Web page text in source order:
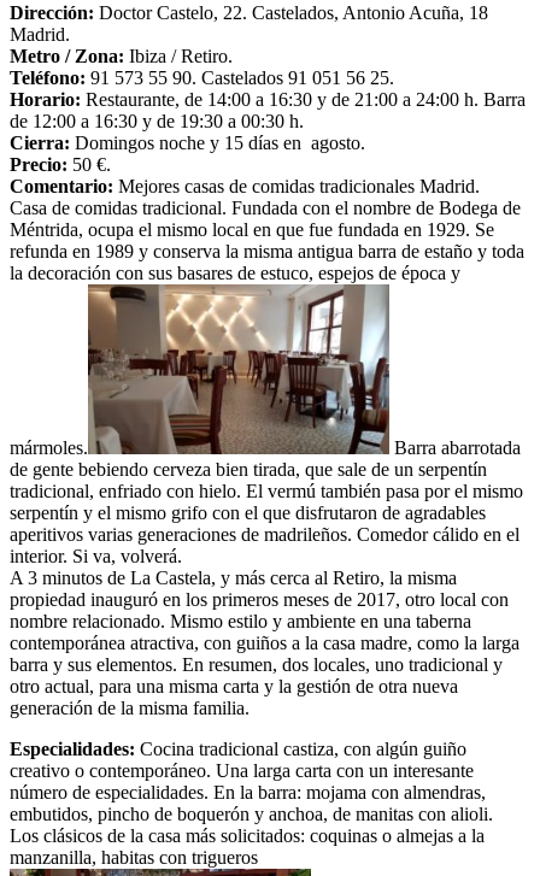
Dirección: Doctor Castelo, 22. Castelados, Antonio Acuña, 18
Madrid.
Metro / Zona: Ibiza / Retiro.
Teléfono: 91 573 55 90. Castelados 91 051 56 25.
Horario: Restaurante, de 14:00 a 16:30 y de 21:00 a 24:00 h. Barra
de 12:00 a 16:30 y de 19:30 a 00:30 h.
Cierra: Domingos noche y 15 días en agosto.
Precio: 50 €.
Comentario: Mejores casas de comidas tradicionales Madrid.
Casa de comidas tradicional. Fundada con el nombre de Bodega de
Méntrida, ocupa el mismo local en que fue fundada en 1929. Se
refunda en 1989 y conserva la misma antigua barra de estaño y toda
la decoración con sus basares de estuco, espejos de época y
mármoles.
Barra abarrotada
de gente bebiendo cerveza bien tirada, que sale de un serpentín
tradicional, enfriado con hielo. El vermú también pasa por el mismo
serpentín y el mismo grifo con el que disfrutaron de agradables
aperitivos varias generaciones de madrileños. Comedor cálido en el
interior. Si va, volverá.
A 3 minutos de La Castela, y más cerca al Retiro, la misma
propiedad inauguró en los primeros meses de 2017, otro local con
nombre relacionado. Mismo estilo y ambiente en una taberna
contemporánea atractiva, con guiños a la casa madre, como la larga
barra y sus elementos. En resumen, dos locales, uno tradicional y
otro actual, para una misma carta y la gestión de otra nueva
generación de la misma familia.
Especialidades: Cocina tradicional castiza, con algún guiño
creativo o contemporáneo. Una larga carta con un interesante
número de especialidades. En la barra: mojama con almendras,
embutidos, pincho de boquerón y anchoa, de manitas con alioli.
Los clásicos de la casa más solicitados: coquinas o almejas a la
manzanilla, habitas con trigueros